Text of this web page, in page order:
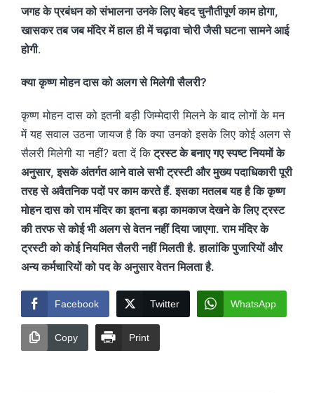
जगह के प्रबंधन को संभालना उनके लिए बेहद चुनौतीपूर्ण काम होगा,
खासकर तब जब मंदिर में हाल ही में चढ़ावा चोरी जैसी घटना सामने आई
होगी.
क्या कृष्ण मोहन दास को अलग से मिलेगी सैलरी?
कृष्ण मोहन दास को इतनी बड़ी जिम्मेदारी मिलने के बाद लोगों के मन
में यह सवाल उठना जायज है कि क्या उनको इसके लिए कोई अलग से
सैलरी मिलेगी या नहीं? बता दें किट्रस्ट के बनाए गए स्पष्ट नियमों के
अनुसार, इसके अंतर्गत आने वाले सभी ट्रस्टी और मुख्य पदाधिकारी पूरी
तरह से अवैतनिक पदों पर काम करते हैं. इसका मतलब यह है कि कृष्ण
मोहन दास को राम मंदिर का इतना बड़ा कामकाज देखने के लिए ट्रस्ट
की तरफ से कोई भी अलग से वेतन नहीं दिया जाएगा. राम मंदिर के
ट्रस्टी को कोई नियमित सैलरी नहीं मिलती है. हालांकि पुजारियों और
अन्य कर्मचारियों को पद के अनुसार वेतन मिलता है.
Facebook Twitter WhatsApp
Copy Print